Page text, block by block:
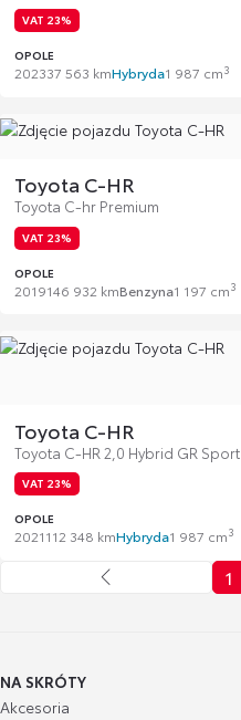
VAT 23%
OPOLE
202337 563 kmHybryda1 987 cm3
Toyota C-HR
Toyota C-hr Premium
VAT 23%
OPOLE
2019146 932 kmBenzyna1 197 cm3
Toyota C-HR
Toyota C-HR 2,0 Hybrid GR Sport
VAT 23%
OPOLE
2021112 348 kmHybryda1 987 cm3
1
NA SKRÓTY
Akcesoria